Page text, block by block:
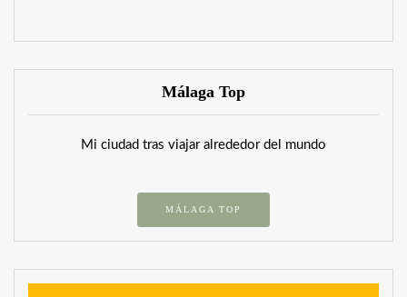
Málaga Top
Mi ciudad tras viajar alrededor del mundo
MÁLAGA TOP